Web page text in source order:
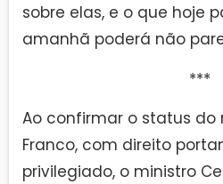
sobre elas, e o que hoje
amanhã poderá não
***
Ao confirmar o status do
Franco, com direito
privilegiado, o ministro